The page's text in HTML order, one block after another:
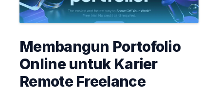
Membangun Portofolio
Online untuk Karier
Remote Freelance